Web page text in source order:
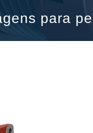
Servocomandos
Componentes
para